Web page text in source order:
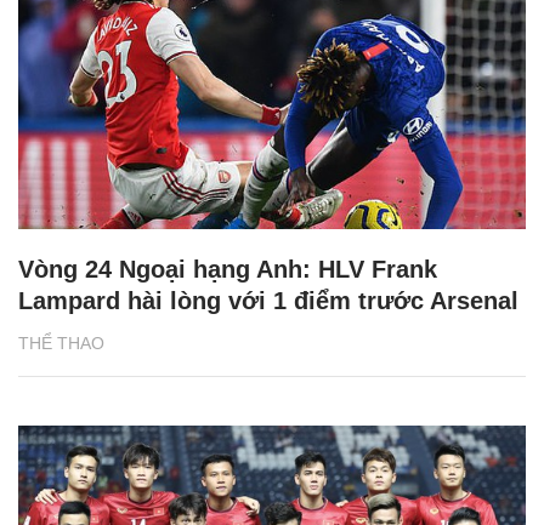
THỂ THAO
Vòng 24 Ngoại hạng Anh: HLV Frank
Lampard hài lòng với 1 điểm trước Arsenal